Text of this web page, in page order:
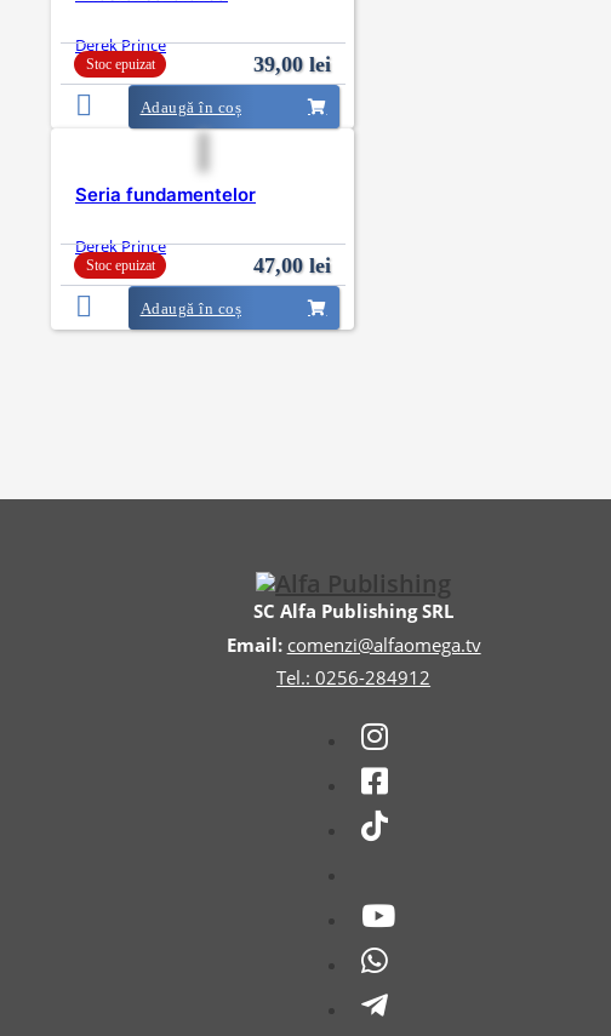
Derek Prince
Stoc epuizat 39,00 lei
Adaugă în coș
Seria fundamentelor
Derek Prince
Stoc epuizat 47,00 lei
Adaugă în coș
SC Alfa Publishing SRL
Email: comenzi@alfaomega.tv
Tel.: 0256-284912